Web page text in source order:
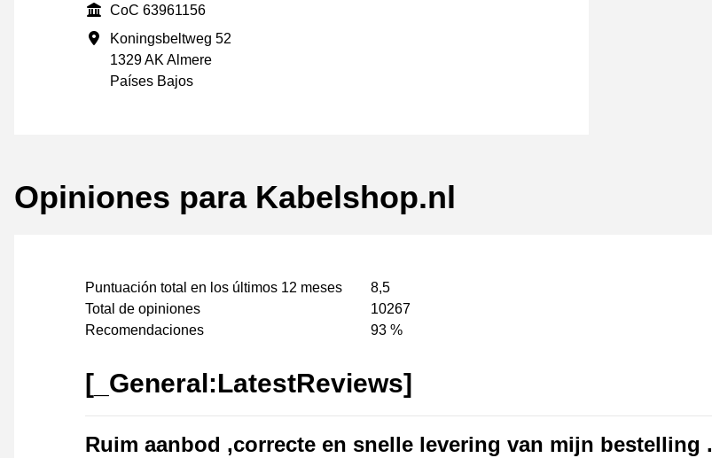
CoC
CoC 63961156
Dirección de la empresa
Koningsbeltweg 52
1329 AK Almere
Países Bajos
Opiniones para Kabelshop.nl
Puntuación total en los últimos 12 meses
8,5
Total de opiniones
10267
Recomendaciones
93 %
[_General:LatestReviews]
Ruim aanbod ,correcte en snelle levering van mijn bestelling .